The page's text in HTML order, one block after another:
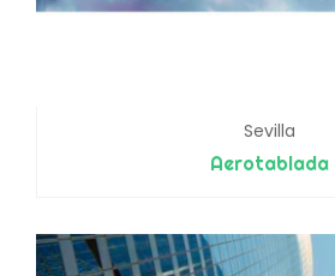
Sevilla
Aerotablada